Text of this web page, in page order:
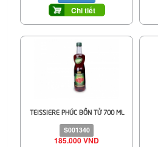
Chi tiết
TEISSIERE PHÚC BỒN TỬ 700 ML
S001340
185.000 VND